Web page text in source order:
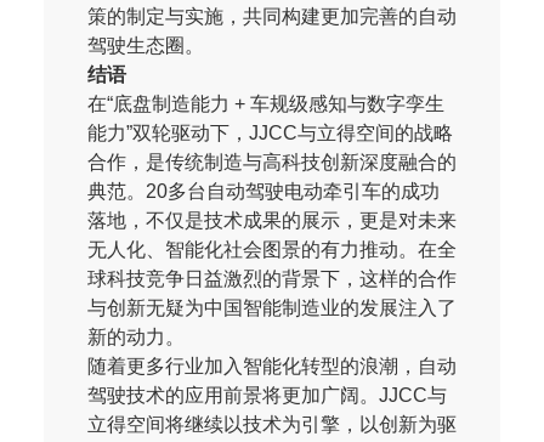
策的制定与实施，共同构建更加完善的自动
驾驶生态圈。
结语
在“底盘制造能力 + 车规级感知与数字孪生
能力”双轮驱动下，JJCC与立得空间的战略
合作，是传统制造与高科技创新深度融合的
典范。20多台自动驾驶电动牵引车的成功
落地，不仅是技术成果的展示，更是对未来
无人化、智能化社会图景的有力推动。在全
球科技竞争日益激烈的背景下，这样的合作
与创新无疑为中国智能制造业的发展注入了
新的动力。
随着更多行业加入智能化转型的浪潮，自动
驾驶技术的应用前景将更加广阔。JJCC与
立得空间将继续以技术为引擎，以创新为驱